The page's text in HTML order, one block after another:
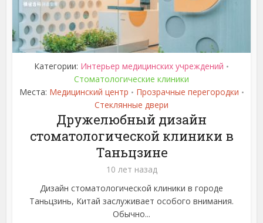
Категории: Интерьер медицинских учреждений •
Стоматологические клиники
Места: Медицинский центр • Прозрачные перегородки •
Стеклянные двери
Дружелюбный дизайн
стоматологической клиники в
Таньцзине
10 лет назад
Дизайн стоматологической клиники в городе
Таньцзинь, Китай заслуживает особого внимания.
Обычно...